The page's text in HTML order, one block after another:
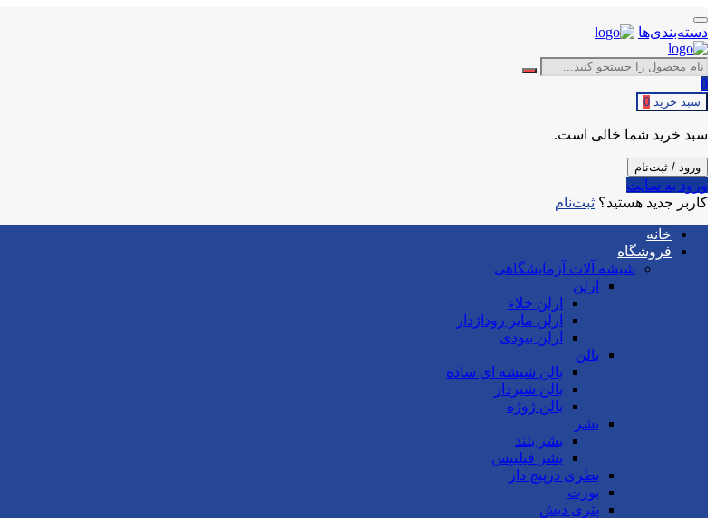
دسته‌بندی‌ها
0
سبد خرید 0
سبد خرید شما خالی است.
ورود / ثبت‌نام
ورود به سایت
کاربر جدید هستید؟ ثبت‌نام
خانه
فروشگاه
شیشه آلات آزمایشگاهی
ارلن
ارلن خلاء
ارلن مایر روداژدار
ارلن بیودی
بالن
بالن شیشه ای ساده
بالن شیردار
بالن ژوژه
بشر
بشر بلند
بشر فیلیپس
بطری درپیچ دار
بورت
پتری دیش